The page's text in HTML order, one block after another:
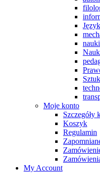
Moje konto
Szczegóły
Koszyk
Regulamin
My Account